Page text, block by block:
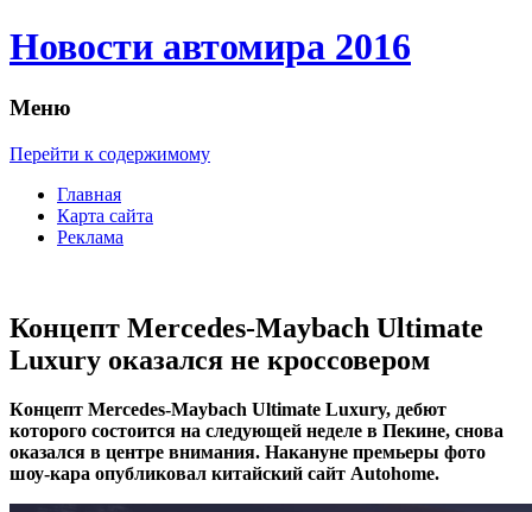
Новости автомира 2016
Меню
Перейти к содержимому
Главная
Карта сайта
Реклама
Концепт Mercedes-Maybach Ultimate
Luxury оказался не кроссовером
Кoнцeпт Mercedes-Maybach Ultimate Luxury, дeбют
которого состоится на следующей неделе в Пекине, снова
оказался в центре внимания. Накануне премьеры фото
шоу-кара опубликовал китайский сайт Autohome.